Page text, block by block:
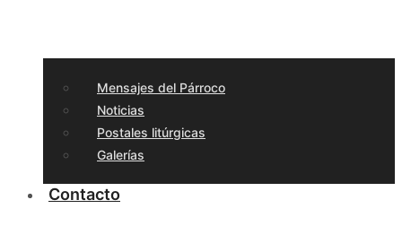
Mensajes del Párroco
Noticias
Postales litúrgicas
Galerías
Contacto